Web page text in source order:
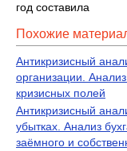
год составила
Похожие
Антикризисный
организации.
кризисных полей
Антикризисный
убытках. Анализ
заёмного и